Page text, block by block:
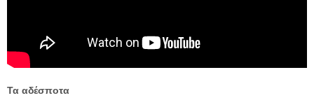
Τα αδέσποτα